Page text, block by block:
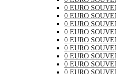
0 EURO
0 EURO
0 EURO
0 EURO
0 EURO
0 EURO
0 EURO
0 EURO
0 EURO